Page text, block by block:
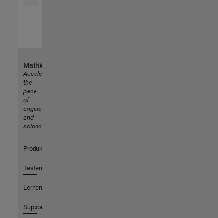
MathWorks
Accelerating
the
pace
of
engineering
and
science
Produkte
Testen oder Kaufen
Lernen
Support